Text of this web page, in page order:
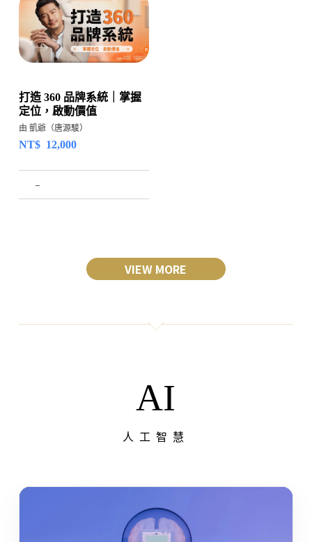
打造 360 品牌系統｜掌握
定位，啟動價值
由 凱爺（唐源駿）
NT$ 12,000
–
VIEW MORE
AI
人工智慧